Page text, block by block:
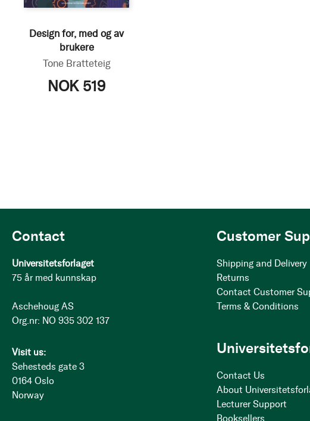
Design for, med og av
brukere
Tone Bratteteig
NOK 519
Contact
Universitetsforlaget
75 år med kunnskap
Aschehoug AS
Org.nr: NO 935 302 137
Visit us:
Sehesteds gate 3
0164 Oslo
Norway
Customer
Shipping and Delivery
Returns
Contact Customer
Terms & Conditions
Contact Us
About
Lecturer Support
Booksellers